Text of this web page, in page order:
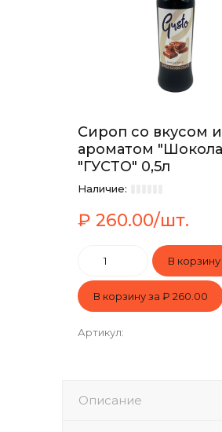
Сироп со вкусом и
ароматом
"ГУСТО" 0,5л
Наличие:
₽ 260.00/шт.
В корзину за ₽ 260.00
Артикул:
Описание